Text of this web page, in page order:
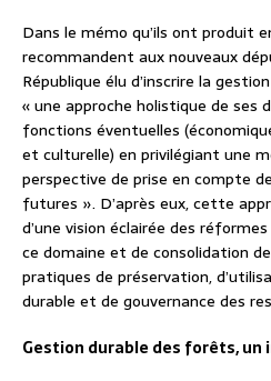
Dans le mémo qu’ils ont produit
recommandent aux nouveaux
République élu d’inscrire la
« une approche holistique de
fonctions éventuelles
et culturelle) en privilégiant une
perspective de prise en compte
futures ». D’après eux, cette
d’une vision éclairée des
ce domaine et de consolidation
pratiques de préservation,
durable et de gouvernance des
Gestion durable des forêts,